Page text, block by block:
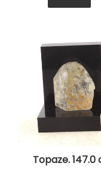
Topaze. 147.0